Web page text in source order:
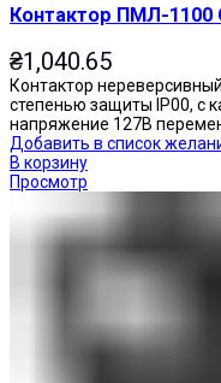
Приставки
Контактор ПМЛ-1100
₴1,040.65
Контактор
степенью защиты IP00, с
напряжение 127В
Добавить в список
В корзину
Просмотр